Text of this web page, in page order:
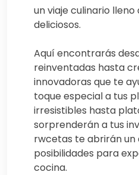
un viaje culinario lleno
deliciosos.
Aquí encontrarás
reinventadas hasta
innovadoras que te
toque especial a tus
irresistibles hasta
sorprenderán a tus
rwcetas te abrirán un
posibilidades para
cocina.